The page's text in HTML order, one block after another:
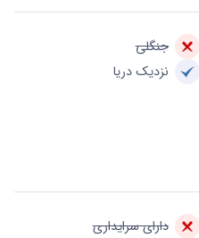
جنگلی
نزدیک دریا
دارای سرایداری